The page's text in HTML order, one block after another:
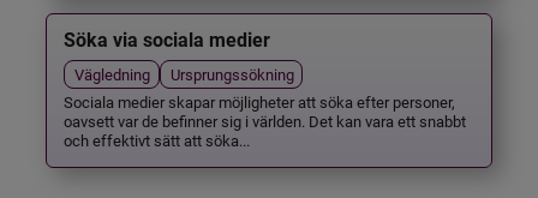
Söka via sociala medier
Vägledning
Ursprungssökning
Sociala medier skapar möjligheter att söka efter personer,
oavsett var de befinner sig i världen. Det kan vara ett snabbt
och effektivt sätt att söka...